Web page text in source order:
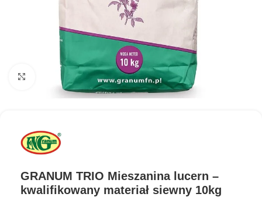
Kliknij aby powiększyć
GRANUM TRIO Mieszanina lucern –
kwalifikowany materiał siewny 10kg